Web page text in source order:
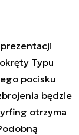
Typu
pocisku
będzie
otrzyma